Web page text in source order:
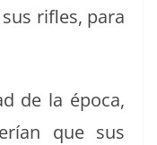
rifles, para
de la época,
que sus